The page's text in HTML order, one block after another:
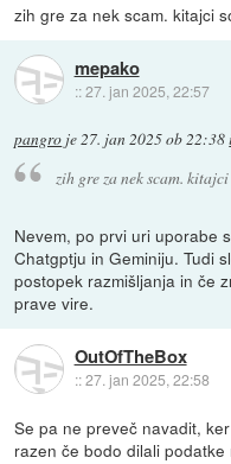
zih gre za nek scam. kitajci
mepako
::27. jan 2025, 22:57
pangro je 27. jan 2025 ob 22:38
zih gre za nek scam.
Nevem, po prvi uri uporabe
Chatgptju in Geminiju. Tudi
postopek razmišljanja in če
prave vire.
OutOfTheBox
::27. jan 2025, 22:58
Se pa ne preveč navadit,
razen če bodo dilali podatke